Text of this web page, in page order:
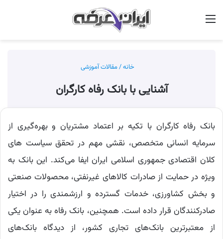
خانه/مقالات آموزشی
آشنایی با بانک رفاه کارگران
بانک رفاه کارگران با تکیه بر اعتماد مشتریان و بهره‌گیری از
سرمایه انسانی متخصص، نقشی مهم در تحقق سیاست ‌های
کلان اقتصادی جمهوری اسلامی ایران ایفا می‌کند. این بانک به‌
ویژه در حمایت از صادرات کالاهای غیرنفتی، محصولات صنعتی
و بخش کشاورزی، خدمات گسترده و ارزشمندی را در اختیار
صادرکنندگان قرار داده است. همچنین، بانک رفاه به عنوان یکی
از معتبرترین بانک‌های تجاری کشور، از دیدگاه بانک‌های